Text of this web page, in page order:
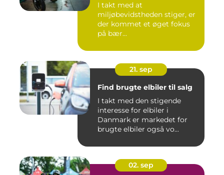
I takt med at
miljøbevidstheden stiger, er
der kommet et øget fokus
på bær...
21. sep
Find brugte elbiler til salg
I takt med den stigende
interesse for elbiler i
Danmark er markedet for
brugte elbiler også vo...
02. sep